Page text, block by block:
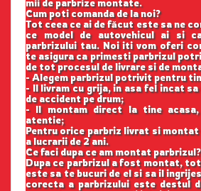
mii de parbrize montate.
Cum poti comanda de la noi?
Tot ceea ce ai de făcut este sa ne
ce model de autovehicul ai si
parbrizului tau. Noi iti vom oferi
te asigura ca primesti parbrizul
de tot procesul de livrare si de
- Alegem parbrizul potrivit pentru
- Il livram cu grija, in asa fel incat
de accident pe drum;
- Il montam direct la tine
atentie;
Pentru orice parbriz livrat si montat
a lucrarii de 2 ani.
Ce faci dupa ce am montat parbrizul?
Dupa ce parbrizul a fost montat,
este sa te bucuri de el si sa il
corecta a parbrizului este destul